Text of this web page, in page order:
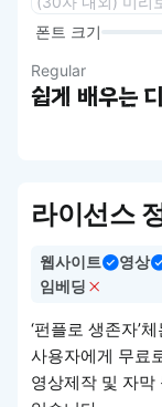
폰트 크기
Regular
쉽게 배우는
라이선스
웹사이트 영상
임베딩
‘펀플로 생존자’
사용자에게 무료
영상제작 및 자막